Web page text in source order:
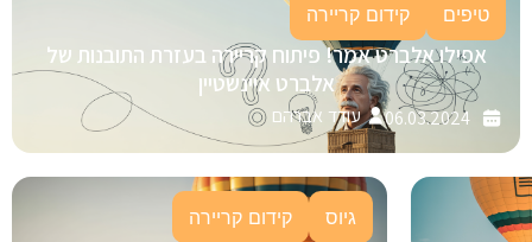
טיפים קידום קריירה
אפילו אלברט אמר! פיתוח קריירה בעזרת התובנות של
אלברט איינשטיין
06.03.2024 עודד אברהם
גיוס קידום קריירה